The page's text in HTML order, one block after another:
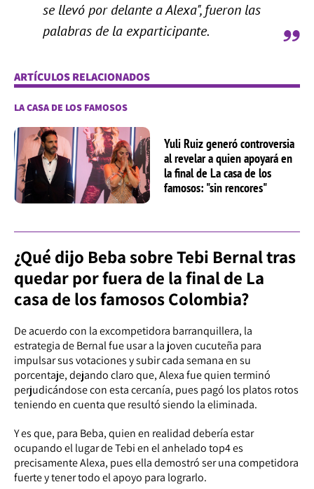
se llevó por delante a Alexa", fueron las
palabras de la exparticipante.
ARTÍCULOS RELACIONADOS
LA CASA DE LOS FAMOSOS
Yuli Ruiz generó controversia
al revelar a quien apoyará en
la final de La casa de los
famosos: "sin rencores"
¿Qué dijo Beba sobre Tebi Bernal tras
quedar por fuera de la final de La
casa de los famosos Colombia?
De acuerdo con la excompetidora barranquillera, la
estrategia de Bernal fue usar a la joven cucuteña para
impulsar sus votaciones y subir cada semana en su
porcentaje, dejando claro que, Alexa fue quien terminó
perjudicándose con esta cercanía, pues pagó los platos rotos
teniendo en cuenta que resultó siendo la eliminada.
Y es que, para Beba, quien en realidad debería estar
ocupando el lugar de Tebi en el anhelado top4 es
precisamente Alexa, pues ella demostró ser una competidora
fuerte y tener todo el apoyo para lograrlo.